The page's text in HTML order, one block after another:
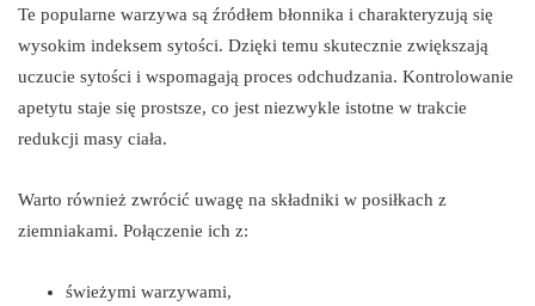
Te popularne warzywa są źródłem błonnika i charakteryzują się
wysokim indeksem sytości. Dzięki temu skutecznie zwiększają
uczucie sytości i wspomagają proces odchudzania. Kontrolowanie
apetytu staje się prostsze, co jest niezwykle istotne w trakcie
redukcji masy ciała.
Warto również zwrócić uwagę na składniki w posiłkach z
ziemniakami. Połączenie ich z:
świeżymi warzywami,